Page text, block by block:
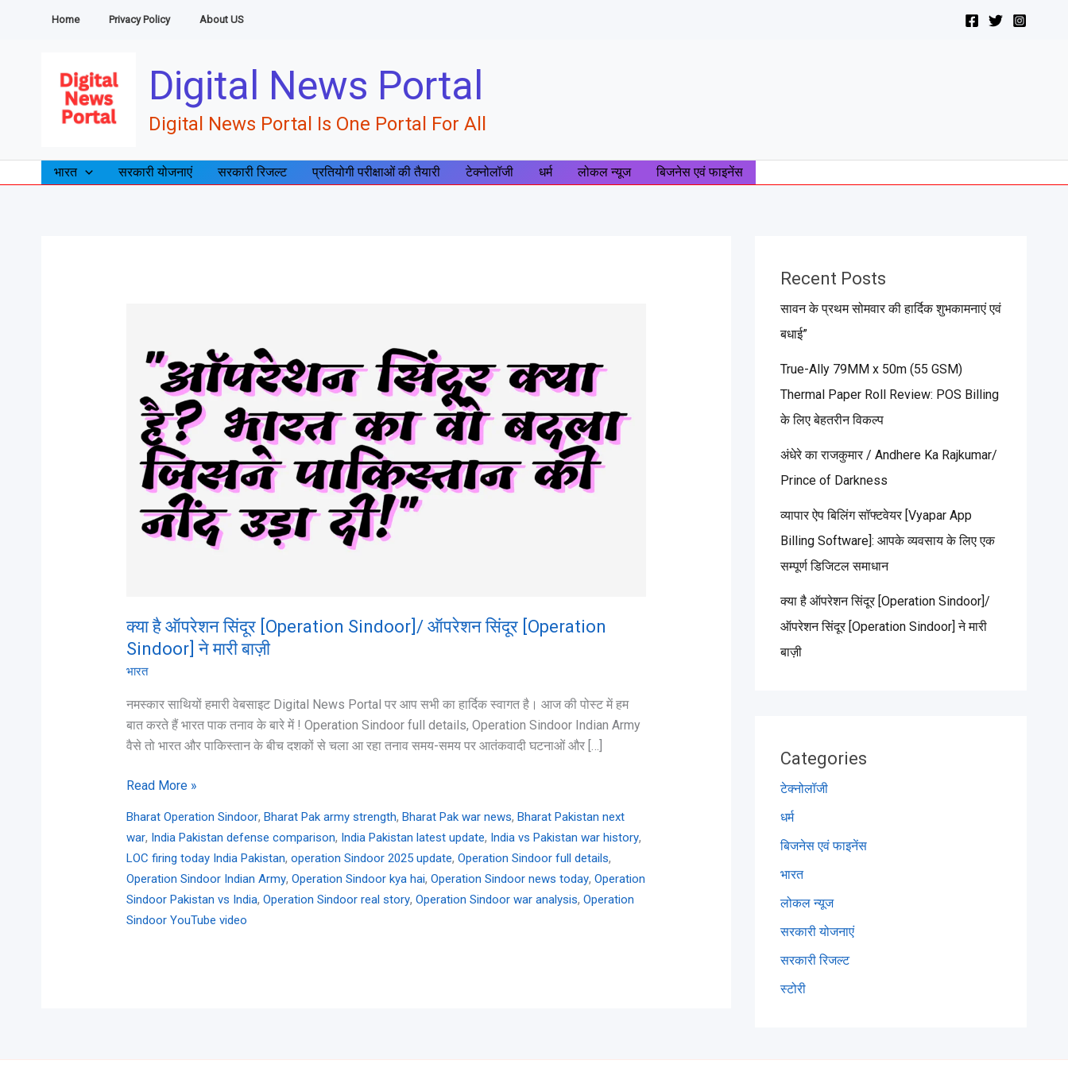
Home Privacy Policy About US
Digital News Portal
Digital News Portal Is One Portal For All
भारत सरकारी योजनाएं सरकारी रिजल्ट प्रतियोगी परीक्षाओं की तैयारी टेक्नोलॉजी धर्म लोकल न्यूज बिजनेस एवं फाइनेंस
क्या है ऑपरेशन सिंदूर [Operation Sindoor]/ ऑपरेशन सिंदूर [Operation
Sindoor] ने मारी बाज़ी
भारत
नमस्कार साथियों हमारी वेबसाइट Digital News Portal पर आप सभी का हार्दिक स्वागत है। आज की पोस्ट में हम
बात करते हैं भारत पाक तनाव के बारे में ! Operation Sindoor full details, Operation Sindoor Indian Army
वैसे तो भारत और पाकिस्तान के बीच दशकों से चला आ रहा तनाव समय-समय पर आतंकवादी घटनाओं और […]
ऑपरेशन
[Operation
Sindoor]/
ऑपरेशन
सिंदूर
[Operation
Sindoor]
Read More »
Bharat Operation Sindoor, Bharat Pak army strength, Bharat Pak war news, Bharat Pakistan next
war, India Pakistan defense comparison, India Pakistan latest update, India vs Pakistan war history,
LOC firing today India Pakistan, operation Sindoor 2025 update, Operation Sindoor full details,
Operation Sindoor Indian Army, Operation Sindoor kya hai, Operation Sindoor news today, Operation
Sindoor Pakistan vs India, Operation Sindoor real story, Operation Sindoor war analysis, Operation
Sindoor YouTube video
Recent Posts
सावन के प्रथम सोमवार की हार्दिक शुभकामनाएं एवं
बधाई”
True-Ally 79MM x 50m (55 GSM)
Thermal Paper Roll Review: POS Billing
के लिए बेहतरीन विकल्प
अंधेरे का राजकुमार / Andhere Ka Rajkumar/
Prince of Darkness
व्यापार ऐप बिलिंग सॉफ्टवेयर [Vyapar App
Billing Software]: आपके व्यवसाय के लिए एक
सम्पूर्ण डिजिटल समाधान
क्या है ऑपरेशन सिंदूर [Operation Sindoor]/
ऑपरेशन सिंदूर [Operation Sindoor] ने मारी
बाज़ी
Categories
टेक्नोलॉजी
धर्म
बिजनेस एवं फाइनेंस
भारत
लोकल न्यूज
सरकारी योजनाएं
सरकारी रिजल्ट
स्टोरी